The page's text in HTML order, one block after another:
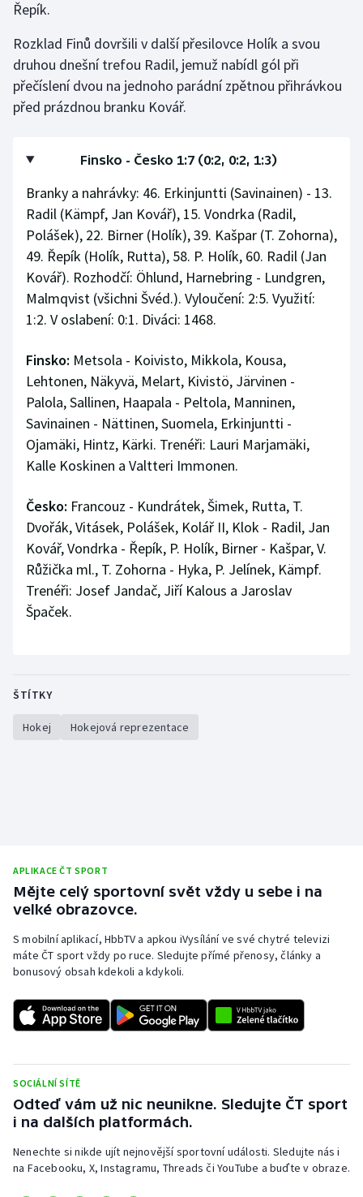
Řepík.
Rozklad Finů dovršili v další přesilovce Holík a svou
druhou dnešní trefou Radil, jemuž nabídl gól při
přečíslení dvou na jednoho parádní zpětnou přihrávkou
před prázdnou branku Kovář.
Finsko - Česko 1:7 (0:2, 0:2, 1:3)
Branky a nahrávky: 46. Erkinjuntti (Savinainen) - 13.
Radil (Kämpf, Jan Kovář), 15. Vondrka (Radil,
Polášek), 22. Birner (Holík), 39. Kašpar (T. Zohorna),
49. Řepík (Holík, Rutta), 58. P. Holík, 60. Radil (Jan
Kovář). Rozhodčí: Öhlund, Harnebring - Lundgren,
Malmqvist (všichni Švéd.). Vyloučení: 2:5. Využití:
1:2. V oslabení: 0:1. Diváci: 1468.
Finsko: Metsola - Koivisto, Mikkola, Kousa,
Lehtonen, Näkyvä, Melart, Kivistö, Järvinen -
Palola, Sallinen, Haapala - Peltola, Manninen,
Savinainen - Nättinen, Suomela, Erkinjuntti -
Ojamäki, Hintz, Kärki. Trenéři: Lauri Marjamäki,
Kalle Koskinen a Valtteri Immonen.
Česko: Francouz - Kundrátek, Šimek, Rutta, T.
Dvořák, Vitásek, Polášek, Kolář II, Klok - Radil, Jan
Kovář, Vondrka - Řepík, P. Holík, Birner - Kašpar, V.
Růžička ml., T. Zohorna - Hyka, P. Jelínek, Kämpf.
Trenéři: Josef Jandač, Jiří Kalous a Jaroslav
Špaček.
ŠTÍTKY
Hokej Hokejová reprezentace
APLIKACE ČT SPORT
Mějte celý sportovní svět vždy u sebe i na
velké obrazovce.
S mobilní aplikací, HbbTV a apkou iVysílání ve své chytré televizi
máte ČT sport vždy po ruce. Sledujte přímé přenosy, články a
bonusový obsah kdekoli a kdykoli.
SOCIÁLNÍ SÍTĚ
Odteď vám už nic neunikne. Sledujte ČT sport
i na dalších platformách.
Nenechte si nikde ujít nejnovější sportovní události. Sledujte nás i
na Facebooku, X, Instagramu, Threads či YouTube a buďte v obraze.